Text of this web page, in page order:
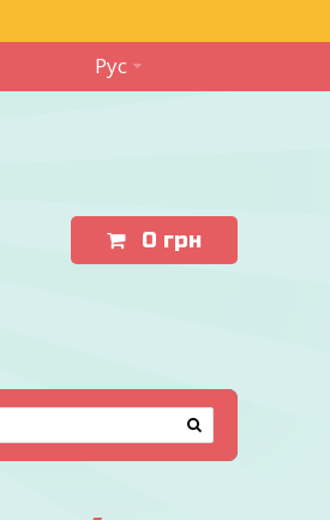
Рус
0 грн